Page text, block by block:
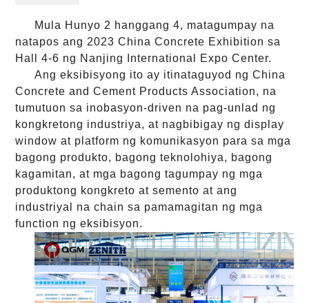
Mula Hunyo 2 hanggang 4, matagumpay na
natapos ang 2023 China Concrete Exhibition sa
Hall 4-6 ng Nanjing International Expo Center.
Ang eksibisyong ito ay itinataguyod ng China
Concrete and Cement Products Association, na
tumutuon sa inobasyon-driven na pag-unlad ng
kongkretong industriya, at nagbibigay ng display
window at platform ng komunikasyon para sa mga
bagong produkto, bagong teknolohiya, bagong
kagamitan, at mga bagong tagumpay ng mga
produktong kongkreto at semento at ang
industriyal na chain sa pamamagitan ng mga
function ng eksibisyon.